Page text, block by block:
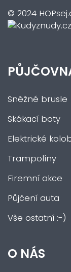
© 2024
Sněžné brusle
Skákací boty
Elektrické
Trampolíny
Firemní akce
Půjčení auta
Vše ostatní :-)
O NÁS